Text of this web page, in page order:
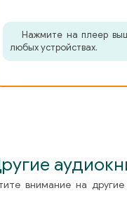
Нажмите на плеер
любых устройствах.
внимание на